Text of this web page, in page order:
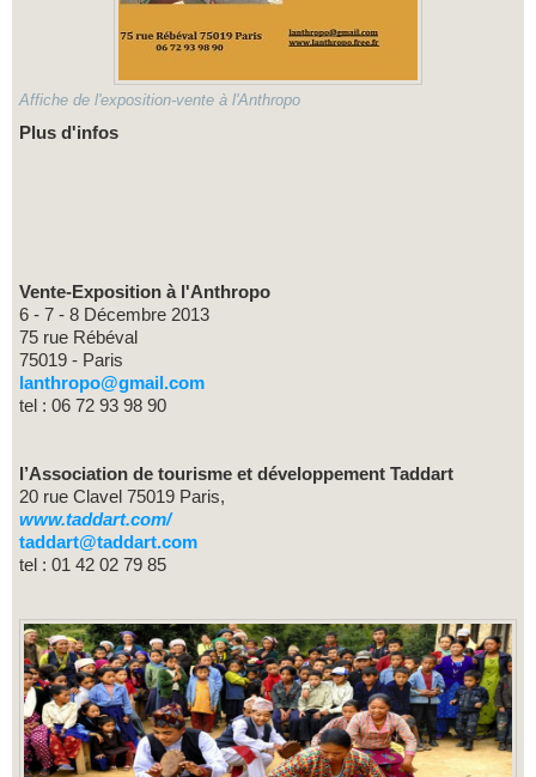
Affiche de l'exposition-vente à l'Anthropo
Plus d'infos
Vente-Exposition à l'Anthropo
6 - 7 - 8 Décembre 2013
75 rue Rébéval
75019 - Paris
lanthropo@gmail.com
tel : 06 72 93 98 90
l’Association de tourisme et développement Taddart
20 rue Clavel 75019 Paris,
www.taddart.com/
taddart@taddart.com
tel : 01 42 02 79 85